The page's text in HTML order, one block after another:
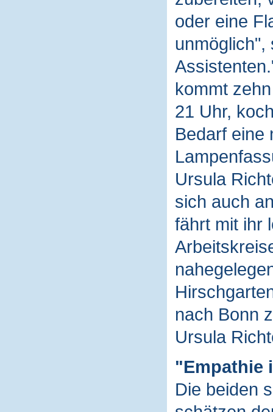
oder eine
unmöglich",
kommt
21 Uhr,
Bedarf eine
Ursula
sich auch
fährt mit ihr
nach Bonn
Ursula
"Empathie
Die beiden